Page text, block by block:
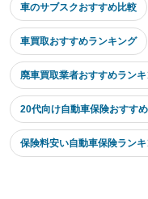
車のサブスクおすすめ比較
車買取おすすめランキング
廃車買取業者おすすめラン
20代向け自動車保険おすす
保険料安い自動車保険ラン